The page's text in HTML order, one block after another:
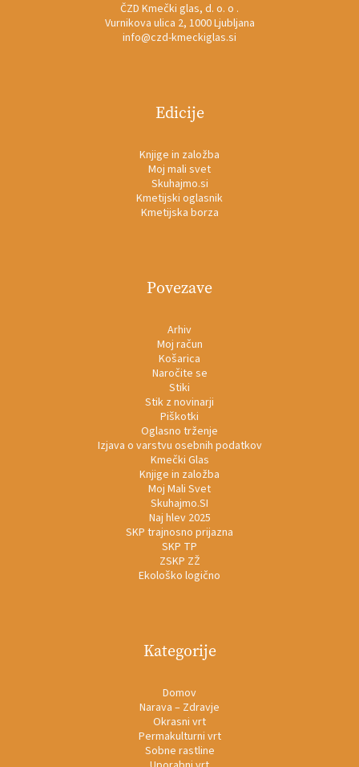
ČZD Kmečki glas, d. o. o .
Vurnikova ulica 2, 1000 Ljubljana
info@czd-kmeckiglas.si
Edicije
Knjige in založba
Moj mali svet
Skuhajmo.si
Kmetijski oglasnik
Kmetijska borza
Povezave
Arhiv
Moj račun
Košarica
Naročite se
Stiki
Stik z novinarji
Piškotki
Oglasno trženje
Izjava o varstvu osebnih podatkov
Kmečki Glas
Knjige in založba
Moj Mali Svet
Skuhajmo.SI
Naj hlev 2025
SKP trajnosno prijazna
SKP TP
ZSKP ZŽ
Ekološko logično
Kategorije
Domov
Narava – Zdravje
Okrasni vrt
Permakulturni vrt
Sobne rastline